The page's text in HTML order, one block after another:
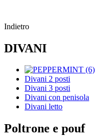
Indietro
DIVANI
Divani 2 posti
Divani 3 posti
Divani con penisola
Divani letto
Poltrone e pouf